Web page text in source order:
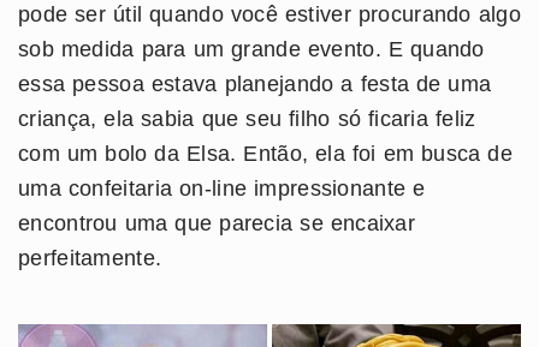
pode ser útil quando você estiver procurando algo
sob medida para um grande evento. E quando
essa pessoa estava planejando a festa de uma
criança, ela sabia que seu filho só ficaria feliz
com um bolo da Elsa. Então, ela foi em busca de
uma confeitaria on-line impressionante e
encontrou uma que parecia se encaixar
perfeitamente.